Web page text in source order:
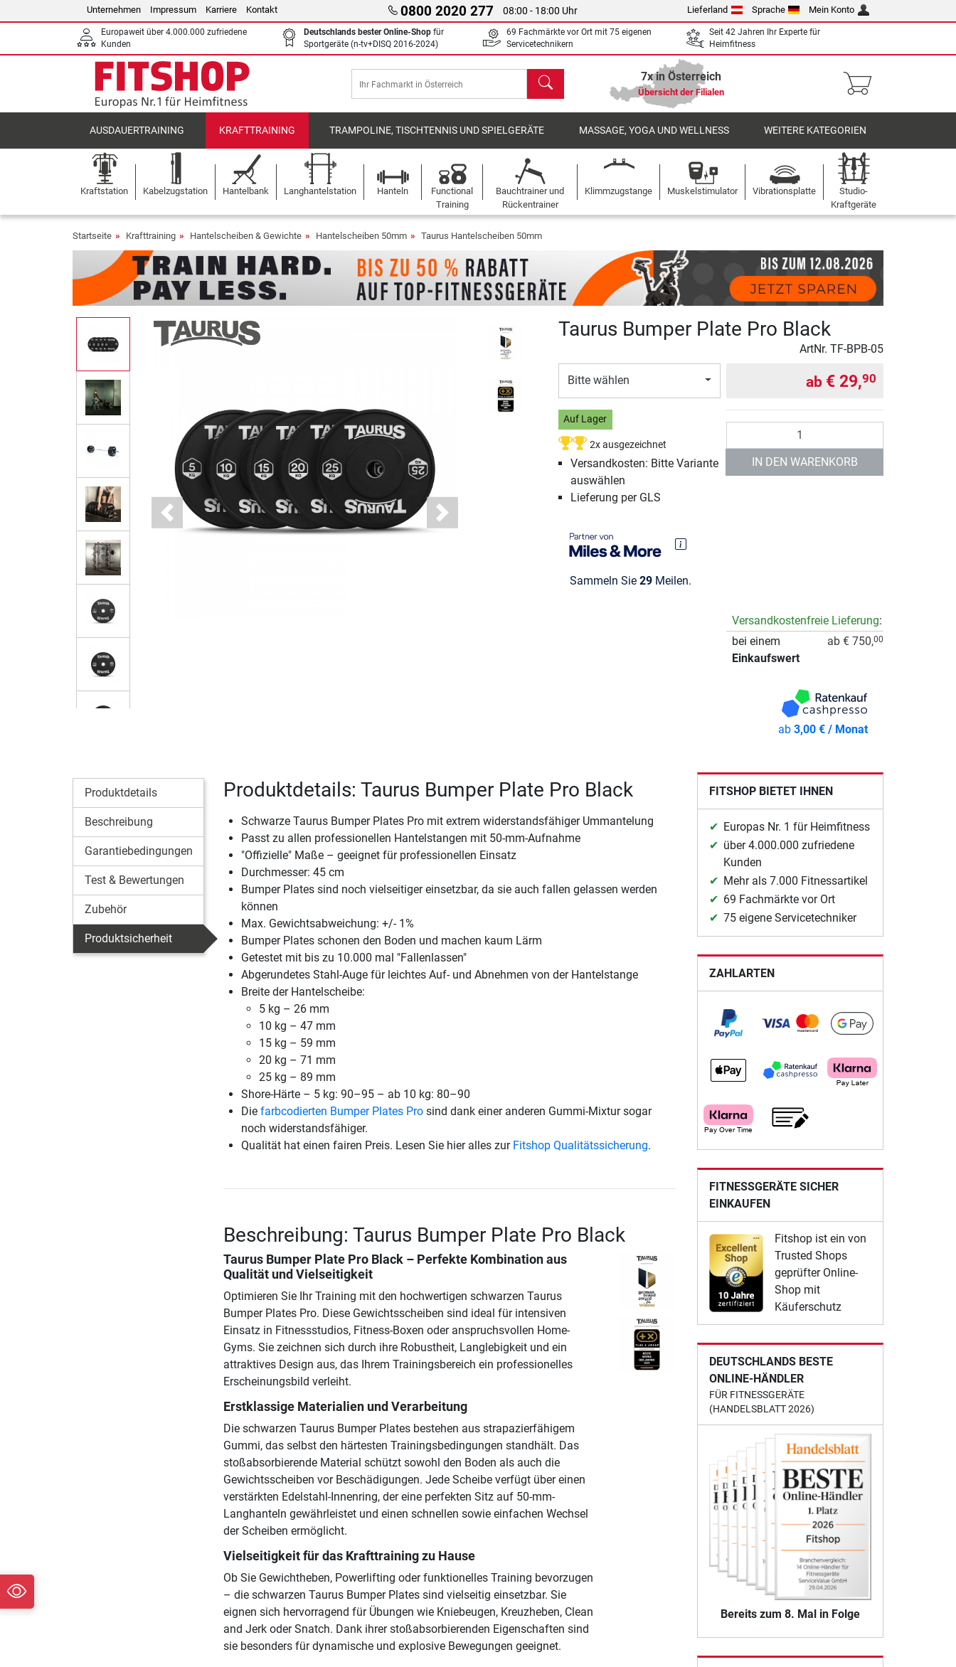
Unternehmen Impressum Karriere Kontakt 0800 2020 277 08:00 - 18:00 Uhr Lieferland Sprache Mein Konto
Europaweit über 4.000.000 zufriedene
Kunden
Deutschlands bester Online-Shop für
Sportgeräte (n-tv+DISQ 2016-2024)
69 Fachmärkte vor Ort mit 75 eigenen
Servicetechnikern
Seit 42 Jahren Ihr Experte für
Heimfitness
Suchen 7x in Österreich
Übersicht der Filialen
AUSDAUERTRAINING KRAFTTRAINING TRAMPOLINE, TISCHTENNIS UND SPIELGERÄTE MASSAGE, YOGA UND WELLNESS WEITERE KATEGORIEN
Kraftstation Kabelzugstation Hantelbank Langhantelstation Hanteln
Functional
Training
Bauchtrainer und
Rückentrainer
Klimmzugstange Muskelstimulator Vibrationsplatte
Studio-
Kraftgeräte
Startseite Krafttraining Hantelscheiben & Gewichte Hantelscheiben 50mm Taurus Hantelscheiben 50mm
Previous Next
Taurus Bumper Plate Pro Black
ArtNr. TF-BPB-05
Bitte wählen
Auf Lager
2x ausgezeichnet
Versandkosten: Bitte Variante
auswählen
Lieferung per GLS
Sammeln Sie 29Meilen.
ab € 29,90
IN DEN WARENKORB
Versandkostenfreie Lieferung:
bei einem
Einkaufswert
ab € 750,00
ab3,00 € / Monat
Produktdetails
Beschreibung
Garantiebedingungen
Test & Bewertungen
Zubehör
Produktsicherheit
Produktdetails: Taurus Bumper Plate Pro Black
Schwarze Taurus Bumper Plates Pro mit extrem widerstandsfähiger Ummantelung
Passt zu allen professionellen Hantelstangen mit 50-mm-Aufnahme
"Offizielle" Maße – geeignet für professionellen Einsatz
Durchmesser: 45 cm
Bumper Plates sind noch vielseitiger einsetzbar, da sie auch fallen gelassen werden
können
Max. Gewichtsabweichung: +/- 1%
Bumper Plates schonen den Boden und machen kaum Lärm
Getestet mit bis zu 10.000 mal "Fallenlassen"
Abgerundetes Stahl-Auge für leichtes Auf- und Abnehmen von der Hantelstange
Breite der Hantelscheibe:
5 kg – 26 mm
10 kg – 47 mm
15 kg – 59 mm
20 kg – 71 mm
25 kg – 89 mm
Shore-Härte – 5 kg: 90–95 – ab 10 kg: 80–90
Die farbcodierten Bumper Plates Prosind dank einer anderen Gummi-Mixtur sogar
noch widerstandsfähiger.
Qualität hat einen fairen Preis. Lesen Sie hier alles zur Fitshop Qualitätssicherung.
Beschreibung: Taurus Bumper Plate Pro Black
Taurus Bumper Plate Pro Black– Perfekte Kombination aus
Qualität und Vielseitigkeit
Optimieren Sie Ihr Training mit den hochwertigen schwarzen Taurus
Bumper Plates Pro. Diese Gewichtsscheiben sind ideal für intensiven
Einsatz in Fitnessstudios, Fitness-Boxen oder anspruchsvollen Home-
Gyms. Sie zeichnen sich durch ihre Robustheit, Langlebigkeit und ein
attraktives Design aus, das Ihrem Trainingsbereich ein professionelles
Erscheinungsbild verleiht.
Erstklassige Materialien und Verarbeitung
Die schwarzen Taurus Bumper Plates bestehen aus strapazierfähigem
Gummi, das selbst den härtesten Trainingsbedingungen standhält. Das
stoßabsorbierende Material schützt sowohl den Boden als auch die
Gewichtsscheiben vor Beschädigungen. Jede Scheibe verfügt über einen
verstärkten Edelstahl-Innenring, der eine perfekten Sitz auf 50-mm-
Langhanteln gewährleistet und einen schnellen sowie einfachen Wechsel
der Scheiben ermöglicht.
Vielseitigkeit für das Krafttraining zu Hause
Ob Sie Gewichtheben, Powerlifting oder funktionelles Training bevorzugen
– die schwarzen Taurus Bumper Plates sind vielseitig einsetzbar. Sie
eignen sich hervorragend für Übungen wie Kniebeugen, Kreuzheben, Clean
and Jerk oder Snatch. Dank ihrer stoßabsorbierenden Eigenschaften sind
sie besonders für dynamische und explosive Bewegungen geeignet.
FITSHOP BIETET IHNEN
Europas Nr. 1 für Heimfitness
über 4.000.000 zufriedene
Kunden
Mehr als 7.000 Fitnessartikel
69 Fachmärkte vor Ort
75 eigene Servicetechniker
ZAHLARTEN
FITNESSGERÄTE SICHER
EINKAUFEN
Fitshop ist ein von
Trusted Shops
geprüfter Online-
Shop mit
Käuferschutz
DEUTSCHLANDS BESTE
ONLINE-HÄNDLER
FÜR FITNESSGERÄTE
(HANDELSBLATT 2026)
Bereits zum 8. Mal in Folge